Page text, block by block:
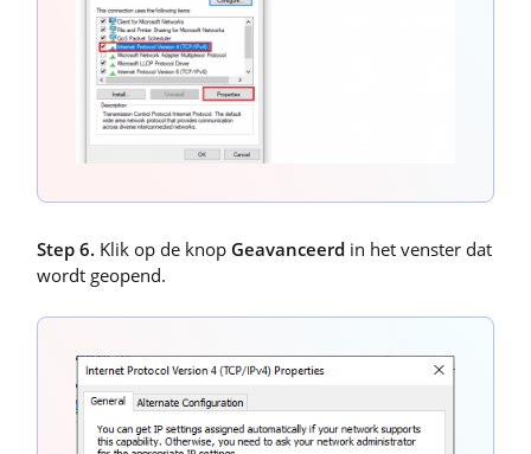
Step 6. Klik op de knop Geavanceerd in het venster dat
wordt geopend.